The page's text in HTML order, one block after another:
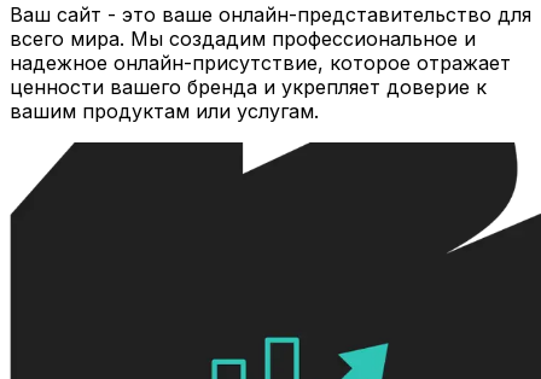
Ваш сайт - это ваше онлайн-представительство для
всего мира. Мы создадим профессиональное и
надежное онлайн-присутствие, которое отражает
ценности вашего бренда и укрепляет доверие к
вашим продуктам или услугам.